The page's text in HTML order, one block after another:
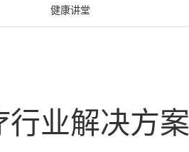
健康讲堂
行业解决方案